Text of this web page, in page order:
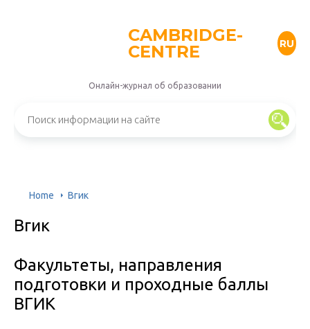
CAMBRIDGE-
CENTRE
RU
Онлайн-журнал об образовании
Home Вгик
Вгик
Факультеты, направления
подготовки и проходные баллы
ВГИК